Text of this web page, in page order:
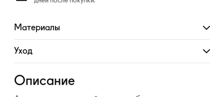
Материалы
Развернуть
Уход
Развернуть
Описание